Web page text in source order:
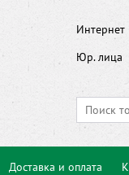
Интернет
Юр. лица
Доставка и оплата